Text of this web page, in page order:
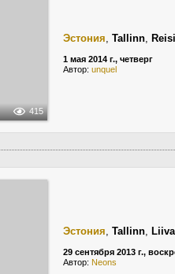
415
Эстония, Tallinn,
1 мая 2014 г., четверг
Автор: unquel
Эстония, Tallinn,
29 сентября 2013 г.,
Автор: Neons